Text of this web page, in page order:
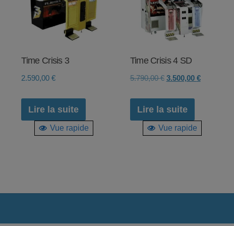
Time Crisis 3
2.590,00€
Lire la suite
Vue rapide
Time Crisis 4 SD
5.790,00€ Le
initial
était :
5.790,00 €.
3.500,00 €Le
est :
3.500,00 €.
Lire la suite
Vue rapide